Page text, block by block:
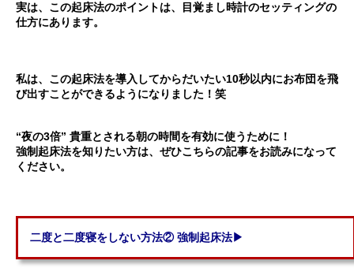
実は、この起床法のポイントは、目覚まし時計のセッティングの
仕方にあります。
私は、この起床法を導入してからだいたい10秒以内にお布団を飛
び出すことができるようになりました！笑
“夜の3倍” 貴重とされる朝の時間を有効に使うために！
強制起床法を知りたい方は、ぜひこちらの記事をお読みになって
ください。
二度と二度寝をしない方法② 強制起床法▶